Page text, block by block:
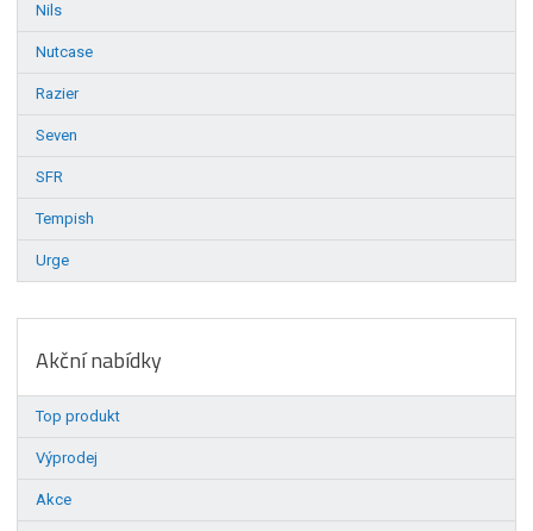
Nils
Nutcase
Razier
Seven
SFR
Tempish
Urge
Akční nabídky
Top produkt
Výprodej
Akce